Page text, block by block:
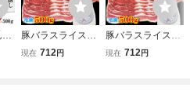
の
豚バラスライスカ
ナダ産500ｇ冷凍
現在 712円
豚バラスライスカ
ナダ産500ｇ冷凍
現在 712円